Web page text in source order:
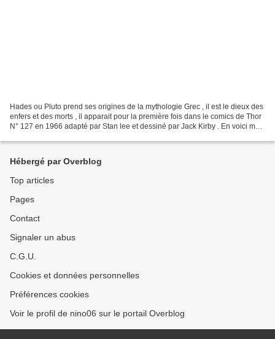
Hades ou Pluto prend ses origines de la mythologie Grec , il est le dieux des
enfers et des morts , il apparait pour la première fois dans le comics de Thor
N° 127 en 1966 adapté par Stan lee et dessiné par Jack Kirby . En voici mon
Hébergé par Overblog
Top articles
Pages
Contact
Signaler un abus
C.G.U.
Cookies et données personnelles
Préférences cookies
Voir le profil de nino06 sur le portail Overblog